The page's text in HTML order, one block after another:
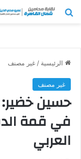
بحث عن
الرئيسية / غير مصنف
غير مصنف
حسين خضير:
في قمة
العربي